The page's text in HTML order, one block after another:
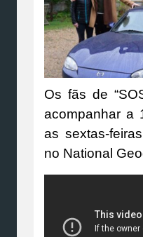
Os fãs de
acompanhar a
as sextas-
no National